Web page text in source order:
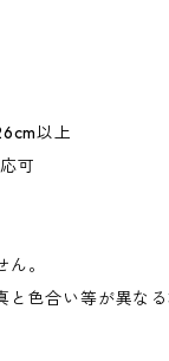
以上
可
。
と色合い等が異な